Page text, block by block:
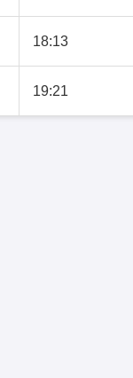
18:13
19:21